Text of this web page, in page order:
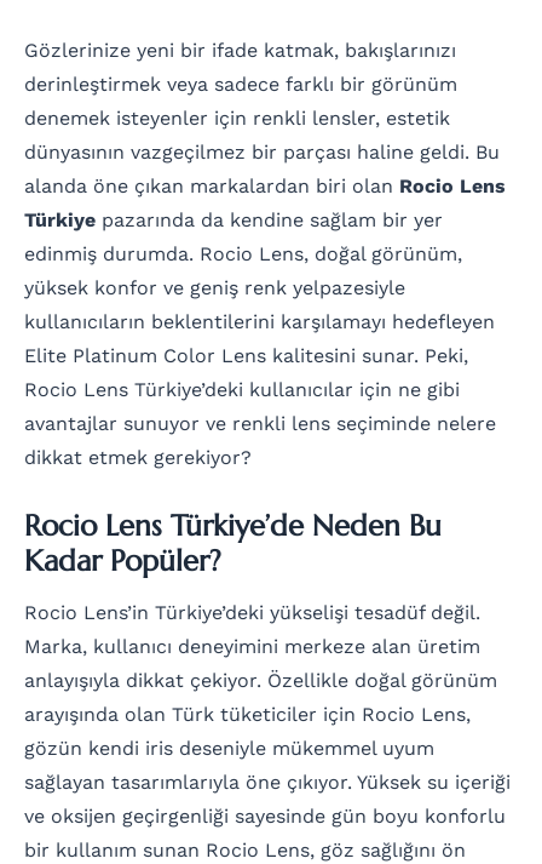
Gözlerinize yeni bir ifade katmak, bakışlarınızı
derinleştirmek veya sadece farklı bir görünüm
denemek isteyenler için renkli lensler, estetik
dünyasının vazgeçilmez bir parçası haline geldi. Bu
alanda öne çıkan markalardan biri olan Rocio Lens
Türkiye pazarında da kendine sağlam bir yer
edinmiş durumda. Rocio Lens, doğal görünüm,
yüksek konfor ve geniş renk yelpazesiyle
kullanıcıların beklentilerini karşılamayı hedefleyen
Elite Platinum Color Lens kalitesini sunar. Peki,
Rocio Lens Türkiye’deki kullanıcılar için ne gibi
avantajlar sunuyor ve renkli lens seçiminde nelere
dikkat etmek gerekiyor?
Rocio Lens Türkiye’de Neden Bu
Kadar Popüler?
Rocio Lens’in Türkiye’deki yükselişi tesadüf değil.
Marka, kullanıcı deneyimini merkeze alan üretim
anlayışıyla dikkat çekiyor. Özellikle doğal görünüm
arayışında olan Türk tüketiciler için Rocio Lens,
gözün kendi iris deseniyle mükemmel uyum
sağlayan tasarımlarıyla öne çıkıyor. Yüksek su içeriği
ve oksijen geçirgenliği sayesinde gün boyu konforlu
bir kullanım sunan Rocio Lens, göz sağlığını ön